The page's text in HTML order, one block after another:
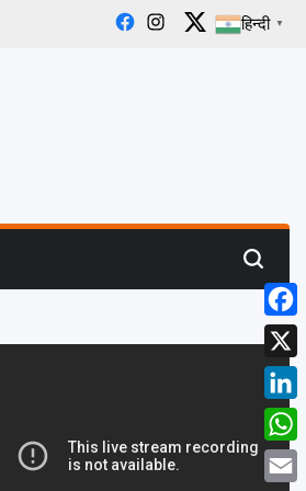
Facebook
Instagram
X हिन्दी ▼
Search
X